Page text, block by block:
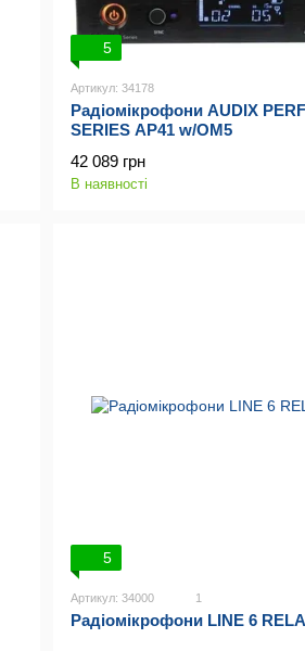
5
Артикул: 34178
Радіомікрофони AUDIX
SERIES AP41 w/OM5
42 089 грн
В наявності
5
Артикул: 34000 1
Радіомікрофони LINE 6